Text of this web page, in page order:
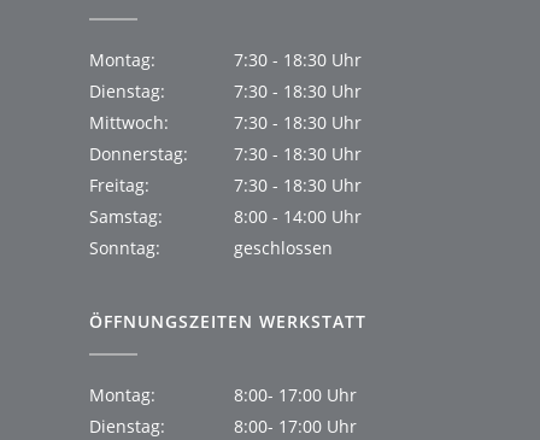
Montag:
7:30 - 18:30 Uhr
Dienstag:
7:30 - 18:30 Uhr
Mittwoch:
7:30 - 18:30 Uhr
Donnerstag:
7:30 - 18:30 Uhr
Freitag:
7:30 - 18:30 Uhr
Samstag:
8:00 - 14:00 Uhr
Sonntag:
geschlossen
ÖFFNUNGSZEITEN WERKSTATT
Montag:
8:00- 17:00 Uhr
Dienstag:
8:00- 17:00 Uhr